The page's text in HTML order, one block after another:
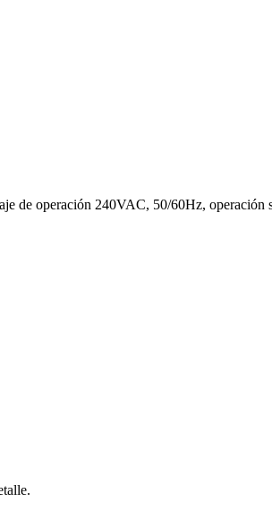
de operación 240VAC, 50/60Hz, operación